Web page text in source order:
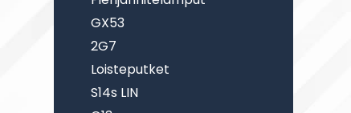
GX53
2G7
Loisteputket
S14s LIN